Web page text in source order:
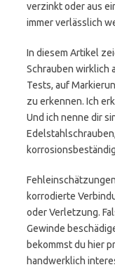
verzinkt oder aus
immer verlässlich
In diesem Artikel
Schrauben wirklich
Tests, auf
zu erkennen. Ich
Und ich nenne dir
korrodierte
oder Verletzung.
Gewinde
bekommst du hier
handwerklich